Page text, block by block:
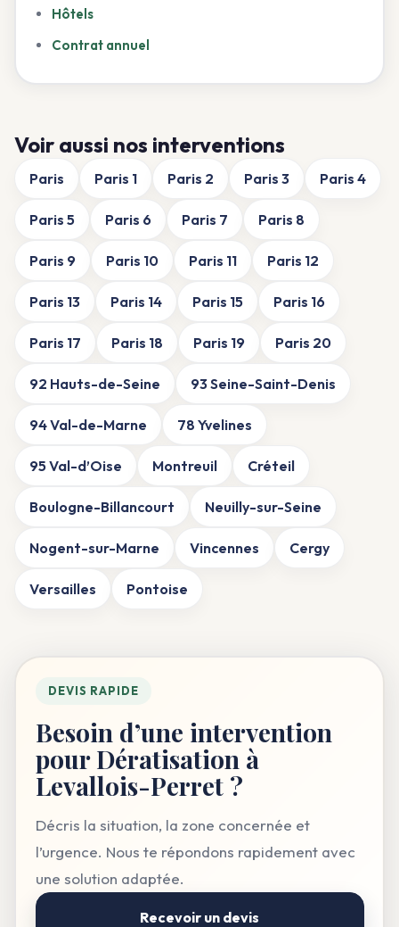
Hôtels
Contrat annuel
Voir aussi nos interventions
Paris Paris 1 Paris 2 Paris 3 Paris 4
Paris 5 Paris 6 Paris 7 Paris 8
Paris 9 Paris 10 Paris 11 Paris 12
Paris 13 Paris 14 Paris 15 Paris 16
Paris 17 Paris 18 Paris 19 Paris 20
92 Hauts-de-Seine 93 Seine-Saint-Denis
94 Val-de-Marne 78 Yvelines
95 Val-d’Oise Montreuil Créteil
Boulogne-Billancourt Neuilly-sur-Seine
Nogent-sur-Marne Vincennes Cergy
Versailles Pontoise
DEVIS RAPIDE
Besoin d’une intervention
pour Dératisation à
Levallois-Perret ?
Décris la situation, la zone concernée et
l’urgence. Nous te répondons rapidement avec
une solution adaptée.
Recevoir un devis